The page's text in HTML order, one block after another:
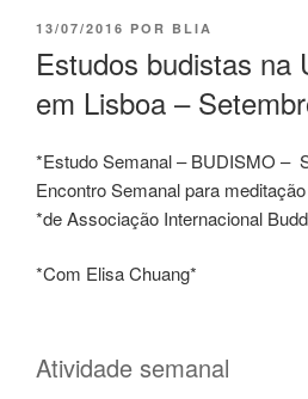
13/07/2016 POR BLIA
Estudos budistas na
em Lisboa –
*Estudo Semanal – BUDISMO –
Encontro Semanal para
*de Associação Internacional
*Com Elisa Chuang*
Atividade semanal